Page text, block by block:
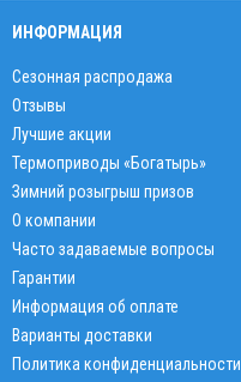
ИНФОРМАЦИЯ
Сезонная распродажа
Отзывы
Лучшие акции
Термоприводы «Богатырь»
Зимний розыгрыш призов
О компании
Часто задаваемые вопросы
Гарантии
Информация об оплате
Варианты доставки
Политика конфиденциальности